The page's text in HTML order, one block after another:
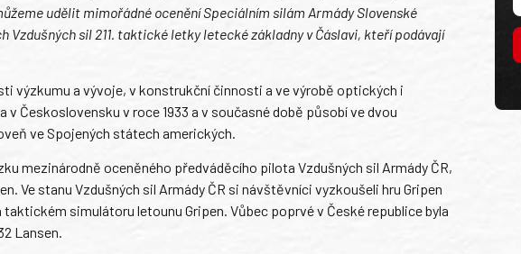
udělit mimořádné ocenění Speciálním silám Armády Slovenské
sil 211. taktické letky letecké základny v Čáslavi, kteří podávají
výzkumu a vývoje, v konstrukční činnosti a ve výrobě optických i
Československu v roce 1933 a v současné době působí ve dvou
ve Spojených státech amerických.
mezinárodně oceněného předváděcího pilota Vzdušných sil Armády ČR,
Ve stanu Vzdušných sil Armády ČR si návštěvníci vyzkoušeli hru Gripen
simulátoru letounu Gripen. Vůbec poprvé v České republice byla
Lansen.